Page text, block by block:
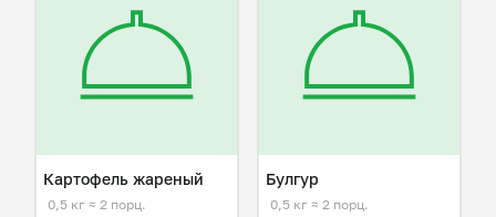
Картофель жареный
0,5 кг ≈ 2 порц.
Булгур
0,5 кг ≈ 2 порц.